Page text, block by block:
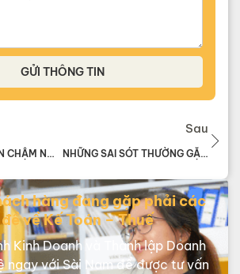
GỬI THÔNG TIN
QUY ĐỊNH VỀ TIỀN CHẬM NỘP TIỀN THUẾ
Sau
NHỮNG SAI SÓT THƯỜNG GẶP VỀ HÓA ĐƠN
hàng đang gặp phải các
về Kế Toán – Thuế
Kinh Doanh và Thành lập Doanh
ngay với Sài Nam để được tư vấn